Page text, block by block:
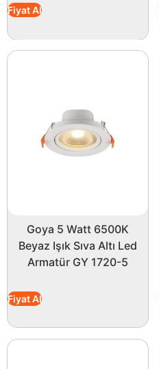
Fiyat Al
Goya 5 Watt 6500K
Beyaz Işık Sıva Altı Led
Armatür GY 1720-5
Fiyat Al